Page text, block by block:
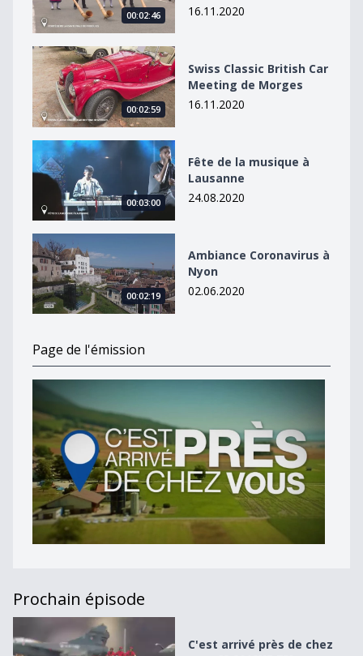
00:02:46
16.11.2020
Swiss Classic British Car Meeting de Morges
00:02:59
Swiss Classic British Car
Meeting de Morges
16.11.2020
Fête de la musique à Lausanne
00:03:00
Fête de la musique à
Lausanne
24.08.2020
Ambiance Coronavirus à Nyon
00:02:19
Ambiance Coronavirus à
Nyon
02.06.2020
Page de l'émission
Prochain épisode
C&#039;est arrivé près de chez vous [S.2018][E.75]
C'est arrivé près de chez